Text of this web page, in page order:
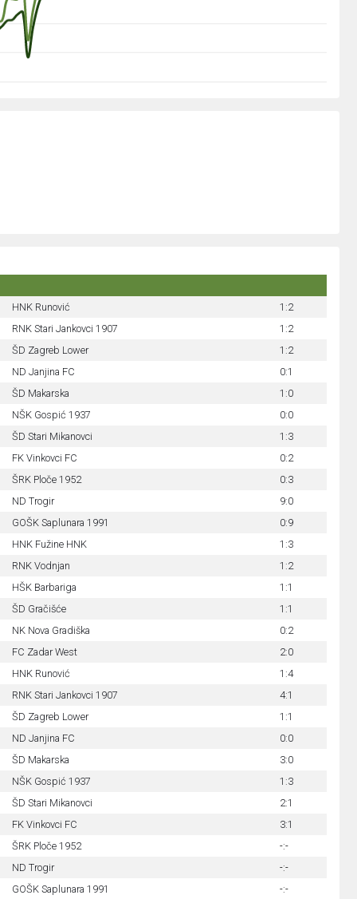
HNK Runović
1:2
RNK Stari Jankovci 1907
1:2
ŠD Zagreb Lower
1:2
ND Janjina FC
0:1
ŠD Makarska
1:0
NŠK Gospić 1937
0:0
ŠD Stari Mikanovci
1:3
FK Vinkovci FC
0:2
ŠRK Ploče 1952
0:3
ND Trogir
9:0
GOŠK Saplunara 1991
0:9
HNK Fužine HNK
1:3
RNK Vodnjan
1:2
HŠK Barbariga
1:1
ŠD Gračišće
1:1
NK Nova Gradiška
0:2
FC Zadar West
2:0
HNK Runović
1:4
RNK Stari Jankovci 1907
4:1
ŠD Zagreb Lower
1:1
ND Janjina FC
0:0
ŠD Makarska
3:0
NŠK Gospić 1937
1:3
ŠD Stari Mikanovci
2:1
FK Vinkovci FC
3:1
ŠRK Ploče 1952
-:-
ND Trogir
-:-
GOŠK Saplunara 1991 -:-